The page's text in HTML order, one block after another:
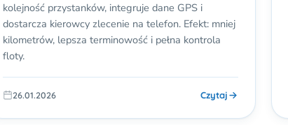
kolejność przystanków, integruje dane GPS i
dostarcza kierowcy zlecenie na telefon. Efekt: mniej
kilometrów, lepsza terminowość i pełna kontrola
floty.
26.01.2026 Czytaj